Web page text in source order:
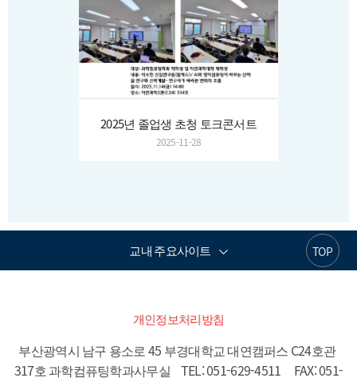
2025년 졸업생 초청 토크콘서트
2025-11-28
TOP
교내 주요사이트
개인정보처리방침
부산광역시 남구 용소로 45 부경대학교 대연캠퍼스 C24호관
317호 과학컴퓨팅학과사무실    TEL: 051-629-4511     FAX: 051-